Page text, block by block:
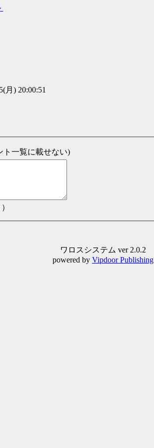
月) 20:00:51
ト一覧に載せない)
ワロスシステム ver 2.0.2
powered by Vipdoor Publishing